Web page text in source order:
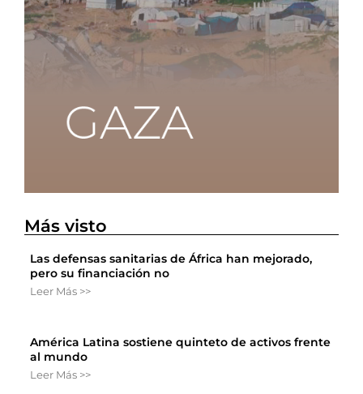
Más visto
Las defensas sanitarias de África han mejorado,
pero su financiación no
Leer Más >>
América Latina sostiene quinteto de activos frente
al mundo
Leer Más >>